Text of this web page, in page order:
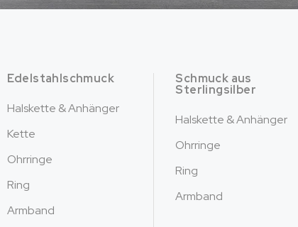
Edelstahlschmuck
Halskette & Anhänger
Kette
Ohrringe
Ring
Armband
Schmuck aus
Sterlingsilber
Halskette & Anhänger
Ohrringe
Ring
Armband